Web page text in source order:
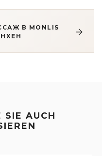
В MONLIS
SIE AUCH